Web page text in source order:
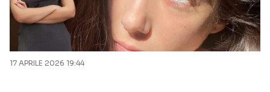
RETROSCENA
17 APRILE 2026 19:44